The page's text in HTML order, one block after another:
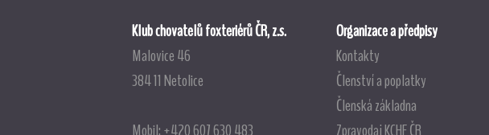
Klub chovatelů foxteriérů ČR, z.s.
Malovice 46
384 11 Netolice
Mobil: +420 607 630 483
Organizace a předpisy
Kontakty
Členství a poplatky
Členská základna
Zpravodaj KCHF ČR